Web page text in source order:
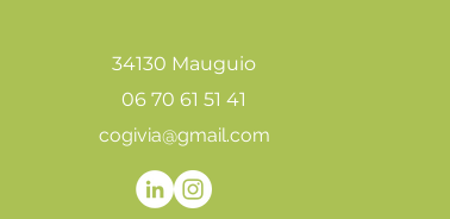
34130 Mauguio
06 70 61 51 41
cogivia@gmail.com